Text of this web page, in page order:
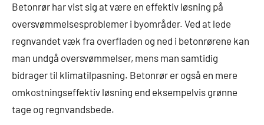
Betonrør har vist sig at være en effektiv løsning på
oversvømmelsesproblemer i byområder. Ved at lede
regnvandet væk fra overfladen og ned i betonrørene kan
man undgå oversvømmelser, mens man samtidig
bidrager til klimatilpasning. Betonrør er også en mere
omkostningseffektiv løsning end eksempelvis grønne
tage og regnvandsbede.